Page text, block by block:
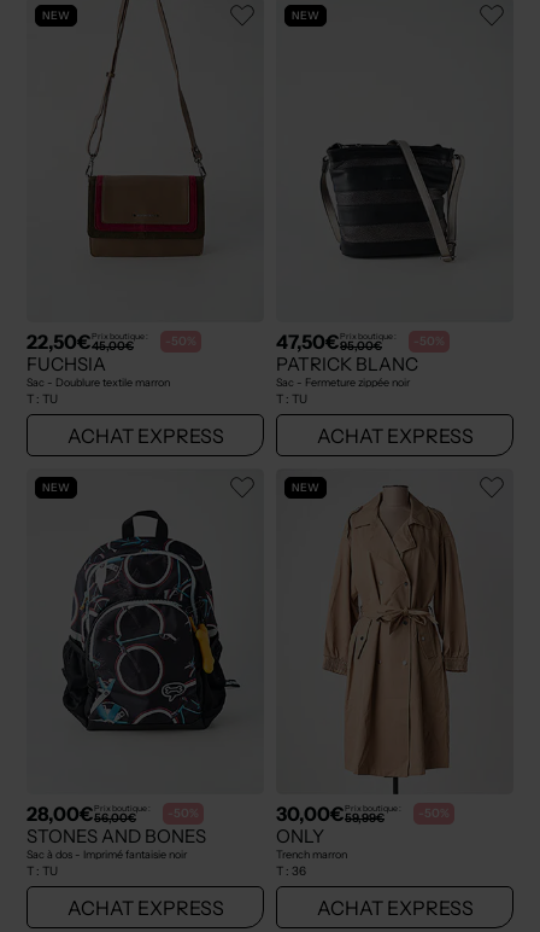
NEW
22,50€Prix boutique :
45,00€ -50%
FUCHSIA
Sac - Doublure textile marron
T : TU
ACHAT EXPRESS
NEW
47,50€Prix boutique :
95,00€ -50%
PATRICK BLANC
Sac - Fermeture zippée noir
T : TU
ACHAT EXPRESS
NEW
28,00€Prix boutique :
56,00€ -50%
STONES AND BONES
Sac à dos - Imprimé fantaisie noir
T : TU
ACHAT EXPRESS
NEW
30,00€Prix boutique :
59,99€ -50%
ONLY
Trench marron
T : 36
ACHAT EXPRESS